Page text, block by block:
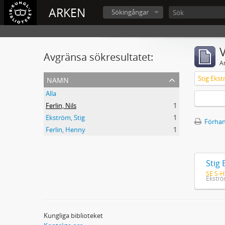
ARKEN Sökingångar
Avgränsa sökresultatet:
namn
Alla
Ferlin, Nils
1
Ekström, Stig
1
Ferlin, Henny
1
Stig
Stig
SE S-
Kungliga biblioteket